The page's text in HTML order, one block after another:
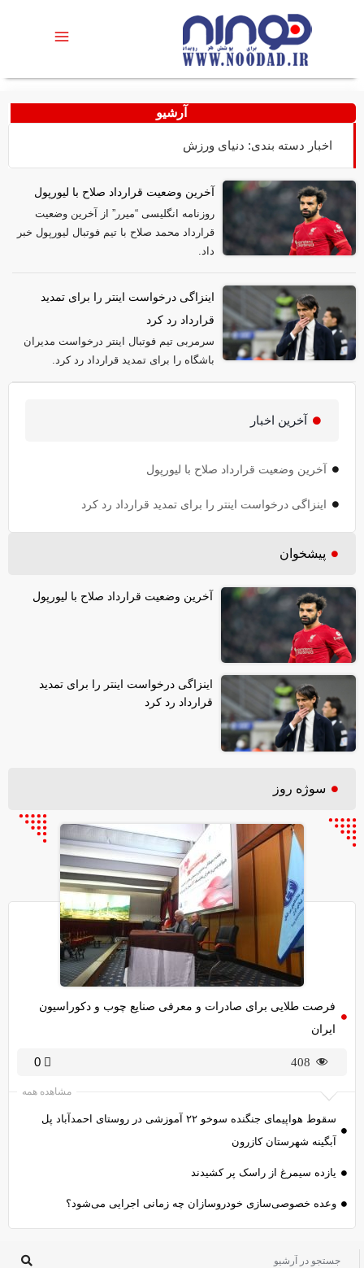
آرشیو
اخبار دسته بندی: دنیای ورزش
آخرین وضعیت قرارداد صلاح با لیورپول
روزنامه انگلیسی “میرر” از آخرین وضعیت
قرارداد محمد صلاح با تیم فوتبال لیورپول خبر
داد.
اینزاگی درخواست اینتر را برای تمدید
قرارداد رد کرد
سرمربی تیم فوتبال اینتر درخواست مدیران
باشگاه را برای تمدید قرارداد رد کرد.
آخرین اخبار
آخرین وضعیت قرارداد صلاح با لیورپول
اینزاگی درخواست اینتر را برای تمدید قرارداد رد کرد
پیشخوان
آخرین وضعیت قرارداد صلاح با لیورپول
اینزاگی درخواست اینتر را برای تمدید
قرارداد رد کرد
سوژه روز
فرصت طلایی برای صادرات و معرفی صنایع چوب و دکوراسیون
ایران
408
0
مشاهده همه
سقوط هواپیمای جنگنده سوخو ۲۲ آموزشی در روستای احمدآباد پل
آبگینه شهرستان کازرون
یازده سیمرغ از راسک پر کشیدند
وعده خصوصی‌سازی خودروسازان چه زمانی اجرایی می‌شود؟